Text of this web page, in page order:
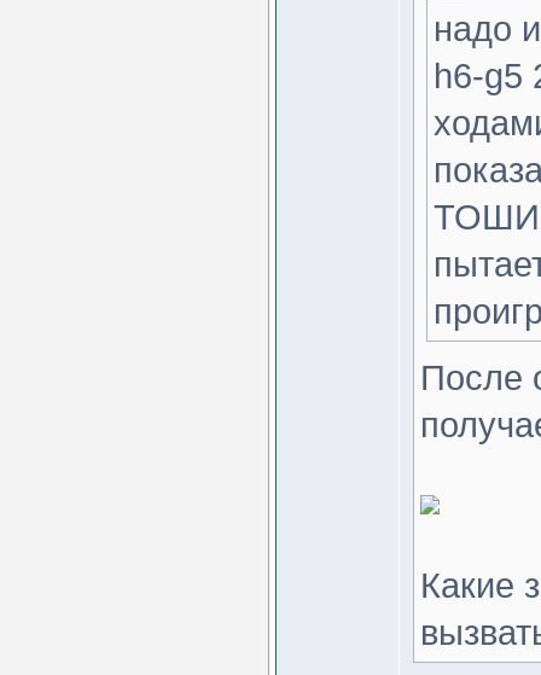
надо
h6-g5
После
Какие